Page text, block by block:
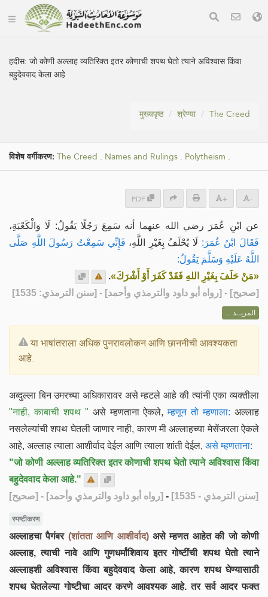
हदीस:जो कोणी अल्लाह व्यतिरिक्त इतर कोणाची शपथ घेतो त्याने अविश्वास किंवा
बहुदेववाद केला आहे
मुख्यपृष्ठ श्रेण्या The Creed
विशेष वर्गीकरण: The Creed . Names and Rulings . Polytheism .
PDF + -
عن ابْنِ عُمَرَ رضي الله عنهما أنه سَمِعَ رَجُلًا يَقُولُ: لَا وَالْكَعْبَةِ،
فَقَالَ ابْنُ عُمَرَ: لَا يُحْلَفُ بِغَيْرِ اللَّهِ، فَإِنِّي سَمِعْتُ رَسُولَ اللَّهِ صَلَّى
اللَّهُ عَلَيْهِ وَسَلَّمَ يَقُولُ:
«مَنْ حَلَفَ بِغَيْرِ اللهِ فَقَدْ كَفَرَ أَوْ أَشْرَكَ».
[صحيح] - [رواه أبو داود والترمذي وأحمد] - [سنن الترمذي: 1535]
المزيــد ...
या भाषांतराला अधिक पुनरावलोकन आणि छाननीची आवश्यकता
आहे.
अब्दुल्ला बिन उमरच्या अधिकारावर असे म्हटले आहे की त्यांनी एका व्यक्तीला
"नाही, काबाची शपथ " असे म्हणताना ऐकले, म्हणून तो म्हणाला: अल्लाह
नसलेल्यांची शपथ घेतली जाणार नाही, कारण मी अल्लाहच्या मेसेंजरला ऐकले
आहे, अल्लाह त्याला आशीर्वाद देईल आणि त्याला शांती देईल, असे म्हणताना:
"जो कोणी अल्लाह व्यतिरिक्त इतर कोणाची शपथ घेतो त्याने अविश्वास किंवा
बहुदेववाद केला आहे."
[صحيح]
- [رواه أبو داود والترمذي وأحمد] - [سنن الترمذي - 1535]
स्पष्टीकरण
अल्लाहचा पैगंबर (शांतता आणि आशीर्वाद)असे म्हणत आहेत की जो कोणी
अल्लाह, त्याची नावे आणि गुणधर्मांशिवाय इतर गोष्टींची शपथ घेतो त्याने
अल्लाहशी अविश्वास किंवा बहुदेववाद केला आहे, कारण शपथ घेण्यासाठी
शपथ घेतलेल्या गोष्टीचा आदर करणे आवश्यक आहे. तर सर्व आदर फक्त